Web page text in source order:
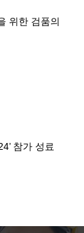
위한 검품의
참가 성료